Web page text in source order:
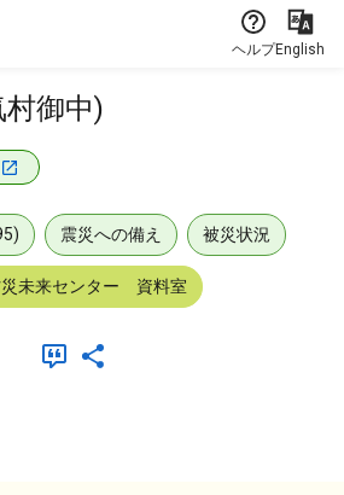
ヘルプEnglish
御中)
震災への備え 被災状況
災未来センター 資料室